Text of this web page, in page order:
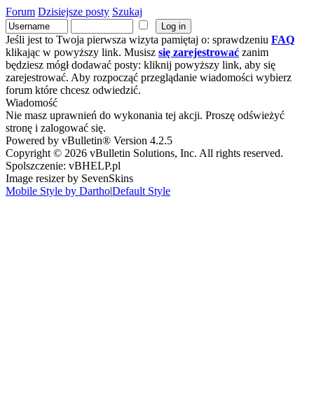
Forum Dzisiejsze posty Szukaj
Jeśli jest to Twoja pierwsza wizyta pamiętaj o: sprawdzeniu FAQ
klikając w powyższy link. Musisz się zarejestrować zanim
będziesz mógł dodawać posty: kliknij powyższy link, aby się
zarejestrować. Aby rozpocząć przeglądanie wiadomości wybierz
forum które chcesz odwiedzić.
Wiadomość
Nie masz uprawnień do wykonania tej akcji. Proszę odświeżyć
stronę i zalogować się.
Powered by vBulletin® Version 4.2.5
Copyright © 2026 vBulletin Solutions, Inc. All rights reserved.
Spolszczenie: vBHELP.pl
Image resizer by SevenSkins
Mobile Style by Dartho|Default Style